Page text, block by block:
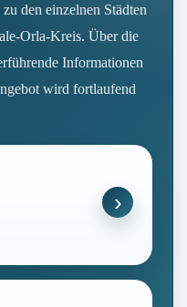
den einzelnen Städten
Orla-Kreis. Über die
Informationen
wird fortlaufend